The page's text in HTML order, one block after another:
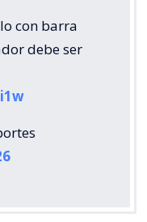
con barra
debe ser